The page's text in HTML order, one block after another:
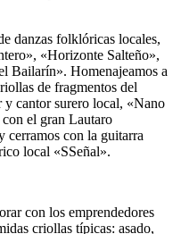
danzas folklóricas locales,
«Horizonte Salteño»,
Bailarín». Homenajeamos a
de fragmentos del
cantor surero local, «Nano
el gran Lautaro
cerramos con la guitarra
local «SSeñal».
con los emprendedores
criollas típicas: asado,